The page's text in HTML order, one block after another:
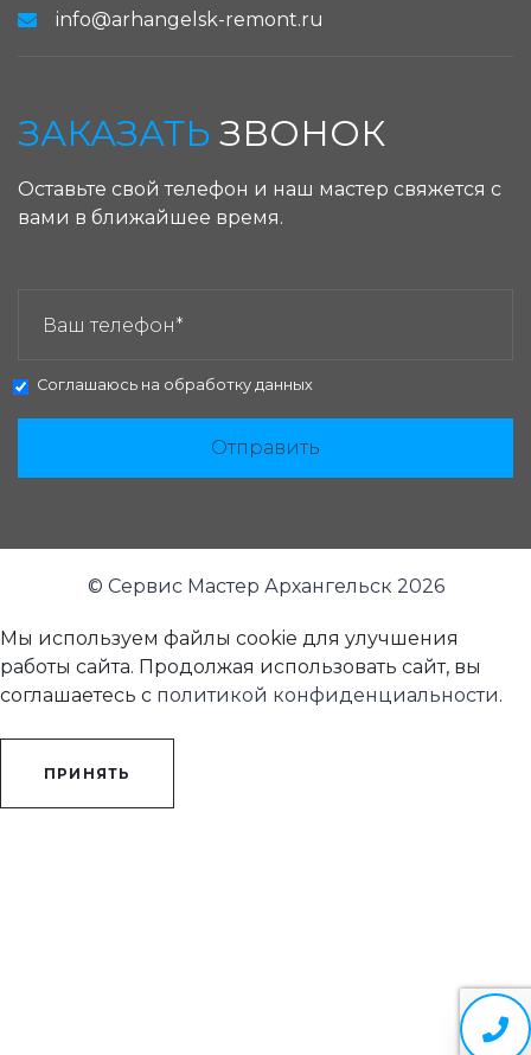
info@arhangelsk-remont.ru
ЗАКАЗАТЬ ЗВОНОК
Оставьте свой телефон и наш мастер свяжется с
вами в ближайшее время.
Соглашаюсь на обработку данных
Отправить
© Сервис Мастер Архангельск 2026
Мы используем файлы cookie для улучшения
работы сайта. Продолжая использовать сайт, вы
соглашаетесь с политикой конфиденциальности.
ПРИНЯТЬ